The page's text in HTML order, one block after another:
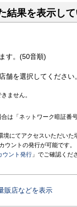
結果を表示し
す。(50音順)
舗を選択してください。
ません。
は「ネットワーク暗証番
境にてアクセスいただい
ウントの発行が可能です。
ウント発行 」でご確認くだ
販店などを表示